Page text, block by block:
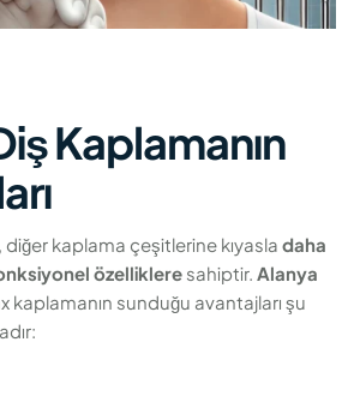
Kaplamanın
kaplama çeşitlerine kıyasla daha
özelliklere sahiptir. Alanya
kaplamanın sunduğu avantajları şu